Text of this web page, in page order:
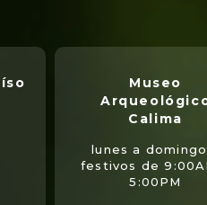
Museo
Calima
lunes a
festivos de
5:00PM